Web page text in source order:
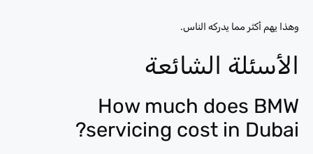
وهذا يهم أكثر مما يدركه الناس.
الأسئلة الشائعة
How much does BMW
servicing cost in Dubai?